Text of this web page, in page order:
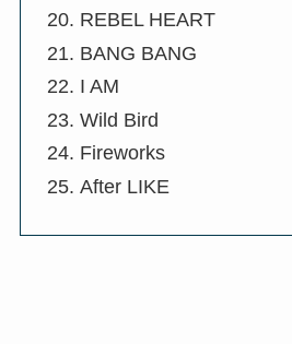
REBEL HEART
BANG BANG
I AM
Wild Bird
Fireworks
After LIKE